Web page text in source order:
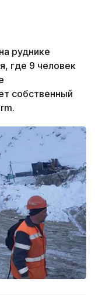
руднике
где 9 человек
собственный